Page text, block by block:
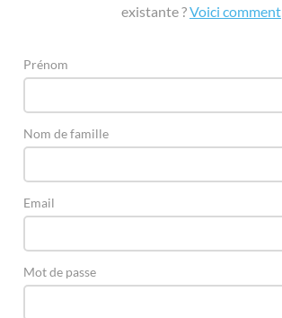
existante ?Voici comment
Prénom
Nom de famille
Email
Mot de passe